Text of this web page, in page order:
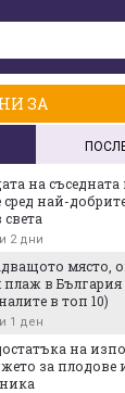
ЗА
на съседната
сред най-
2 дни
място,
плаж в България
в топ 10)
1 ден
на
за плодове